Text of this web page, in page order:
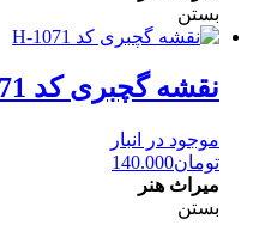
بستن
نقشه گچبری کد H-1071
موجود در انبار
تومان140.000
میراث هنر
بستن